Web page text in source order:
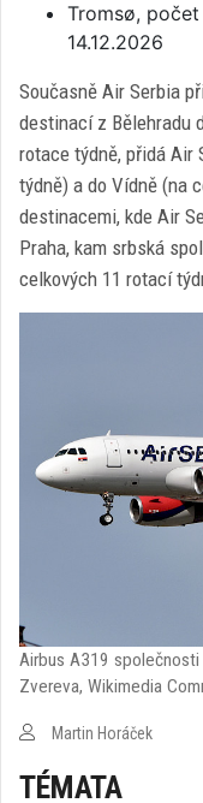
Tromsø,
14.12.2026
Současně Air Serbia
destinací z Bělehradu
rotace týdně, přidá Air
týdně) a do Vídně (na
destinacemi, kde Air
Praha, kam srbská
celkových 11 rotací
Airbus A319
Zvereva, Wikimedia
Martin Horáček
TÉMATA